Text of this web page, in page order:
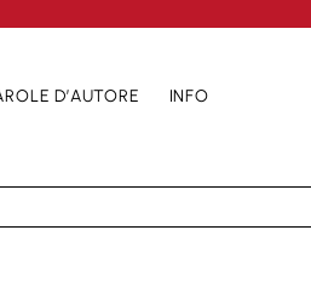
D’AUTORE INFO